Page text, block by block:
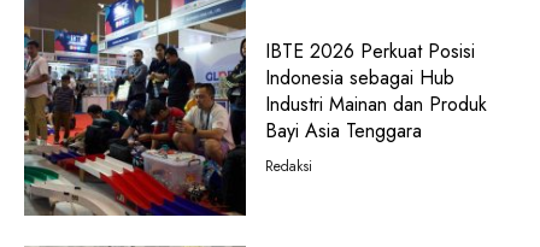
IBTE 2026 Perkuat Posisi
Indonesia sebagai Hub
Industri Mainan dan Produk
Bayi Asia Tenggara
Redaksi